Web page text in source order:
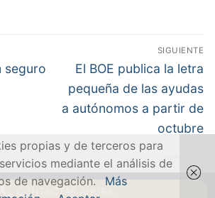
seguro
SIGUIENTE
El BOE publica la letra
pequeña de las ayudas
a autónomos a partir de
octubre
CONTACTAR AHORA
propias y de terceros para
mediante el análisis de
de navegación.
Más